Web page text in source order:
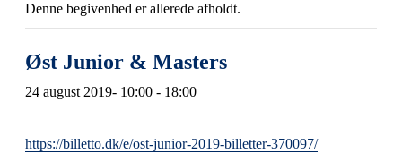
Denne begivenhed er allerede afholdt.
Øst Junior & Masters
24 august 2019- 10:00 - 18:00
https://billetto.dk/e/ost-junior-2019-billetter-370097/